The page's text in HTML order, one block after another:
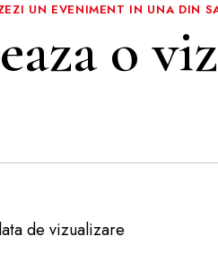
UN EVENIMENT IN UNA DIN
o
de vizualizare